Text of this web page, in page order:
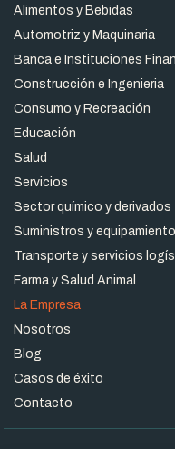
Alimentos y Bebidas
Automotriz y Maquinaria
Banca e Instituciones
Construcción e Ingenieria
Consumo y Recreación
Educación
Salud
Servicios
Sector químico y derivados
Suministros y equipamiento
Transporte y servicios
Farma y Salud Animal
La Empresa
Nosotros
Blog
Casos de éxito
Contacto